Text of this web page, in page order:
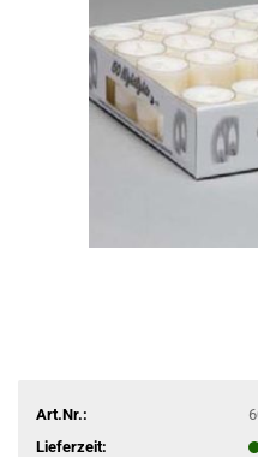
Art.Nr.:
Lieferzeit: